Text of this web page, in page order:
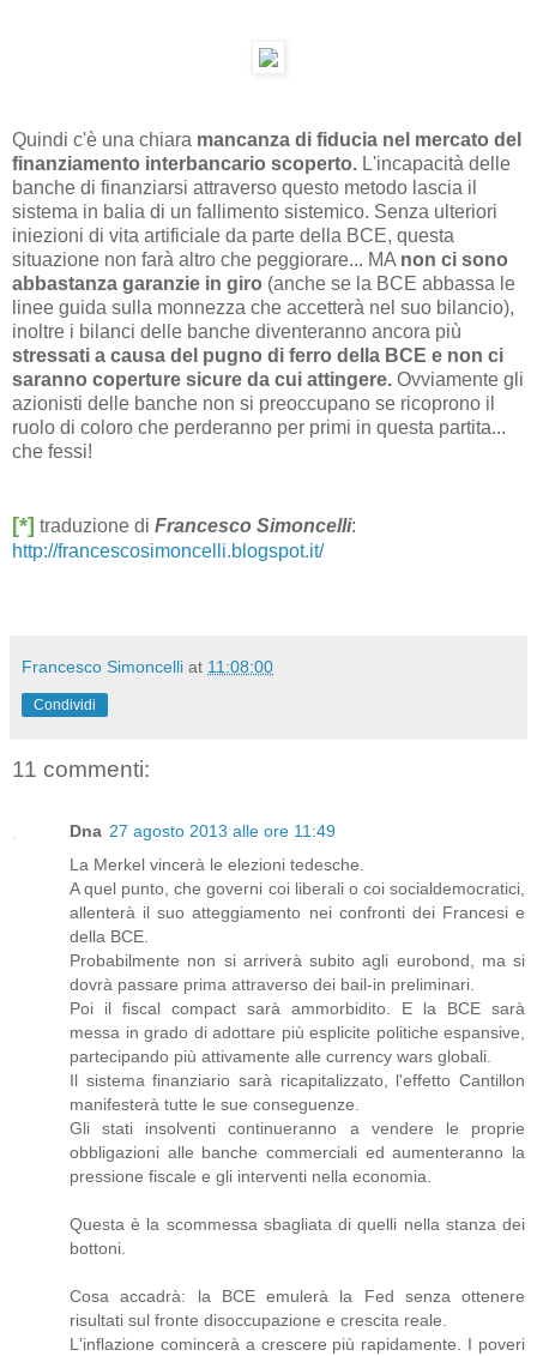
Quindi c'è una chiara mancanza di fiducia nel mercato del
finanziamento interbancario scoperto. L'incapacità delle
banche di finanziarsi attraverso questo metodo lascia il
sistema in balia di un fallimento sistemico. Senza ulteriori
iniezioni di vita artificiale da parte della BCE, questa
situazione non farà altro che peggiorare... MA non ci sono
abbastanza garanzie in giro (anche se la BCE abbassa le
linee guida sulla monnezza che accetterà nel suo bilancio),
inoltre i bilanci delle banche diventeranno ancora più
stressati a causa del pugno di ferro della BCE e non ci
saranno coperture sicure da cui attingere. Ovviamente gli
azionisti delle banche non si preoccupano se ricoprono il
ruolo di coloro che perderanno per primi in questa partita...
che fessi!
[*] traduzione di Francesco Simoncelli:
http://francescosimoncelli.blogspot.it/
Francesco Simoncelli at 11:08:00
Condividi
11 commenti:
Dna 27 agosto 2013 alle ore 11:49
La Merkel vincerà le elezioni tedesche.
A quel punto, che governi coi liberali o coi socialdemocratici,
allenterà il suo atteggiamento nei confronti dei Francesi e
della BCE.
Probabilmente non si arriverà subito agli eurobond, ma si
dovrà passare prima attraverso dei bail-in preliminari.
Poi il fiscal compact sarà ammorbidito. E la BCE sarà
messa in grado di adottare più esplicite politiche espansive,
partecipando più attivamente alle currency wars globali.
Il sistema finanziario sarà ricapitalizzato, l'effetto Cantillon
manifesterà tutte le sue conseguenze.
Gli stati insolventi continueranno a vendere le proprie
obbligazioni alle banche commerciali ed aumenteranno la
pressione fiscale e gli interventi nella economia.
Questa è la scommessa sbagliata di quelli nella stanza dei
bottoni.
Cosa accadrà: la BCE emulerà la Fed senza ottenere
risultati sul fronte disoccupazione e crescita reale.
L'inflazione comincerà a crescere più rapidamente. I poveri